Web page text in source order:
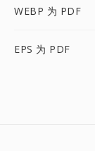
WEBP 为 PDF
EPS 为 PDF